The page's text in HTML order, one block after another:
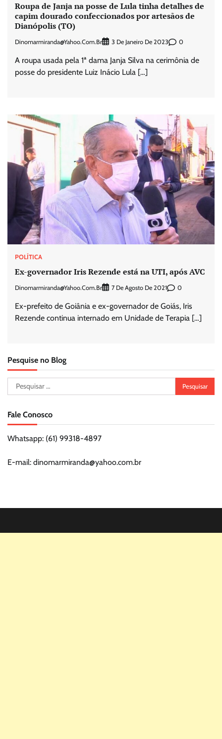
Roupa de Janja na posse de Lula tinha detalhes de
capim dourado confeccionados por artesãos de
Dianópolis (TO)
Dinomarmiranda@yahoo.com.br 3 De Janeiro De 2023 0
A roupa usada pela 1ª dama Janja Silva na cerimônia de
posse do presidente Luiz Inácio Lula […]
POLÍTICA
Ex-governador Iris Rezende está na UTI, após AVC
Dinomarmiranda@yahoo.com.br 7 De Agosto De 2021 0
Ex-prefeito de Goiânia e ex-governador de Goiás, Iris
Rezende continua internado em Unidade de Terapia […]
Pesquise no Blog
Pesquisar
por:
Fale Conosco
Whatsapp: (61) 99318-4897
E-mail: dinomarmiranda@yahoo.com.br